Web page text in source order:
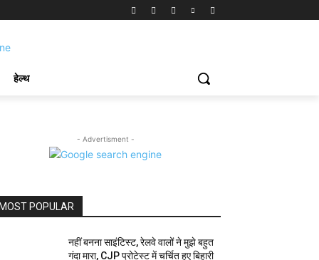
हेल्थ
- Advertisment -
MOST POPULAR
नहीं बनना साइंटिस्ट, रेलवे वालों ने मुझे बहुत
गंदा मारा, CJP प्रोटेस्ट में चर्चित हुए बिहारी